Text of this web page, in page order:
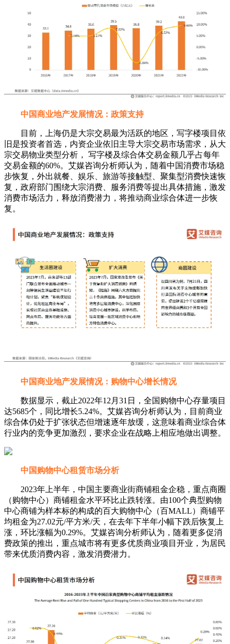
中国商业地产发展情况：政策支持
目前，上海仍是大宗交易最为活跃的地区，写字楼项目依
旧是投资者首选，内资企业依旧主导大宗交易市场需求，从大
宗交易物业类型分析， 写字楼及综合体交易金额几乎占每年
交易金额的60%。艾媒咨询分析师认为，随着中国消费市场稳
步恢复，外出就餐、娱乐、旅游等接触型、聚集型消费快速恢
复，政府部门围绕大宗消费、服务消费等提出具体措施，激发
消费市场活力，释放消费潜力，将推动商业综合体进一步恢
复。
中国商业地产发展情况：购物中心增长情况
数据显示，截止2022年12月31日，全国购物中心存量项目
达5685个，同比增长5.24%。艾媒咨询分析师认为，目前商业
综合体仍处于扩张状态但增速逐年放缓，这意味着商业综合体
行业内的竞争更加激烈，要求企业在战略上相应地做出调整。
中国购物中心租赁市场分析
2023年上半年，中国主要商业街商铺租金企稳，重点商圈
（购物中心）商铺租金水平环比止跌转涨。由100个典型购物
中心商铺为样本标的构成的百大购物中心（百MALL）商铺平
均租金为27.02元/平方米/天，在去年下半年小幅下跌后恢复上
涨，环比涨幅为0.29%。艾媒咨询分析师认为，随着更多促消
费政策的推出，重点城市将有更多优质商业项目开业，为居民
带来优质消费内容，激发消费潜力。